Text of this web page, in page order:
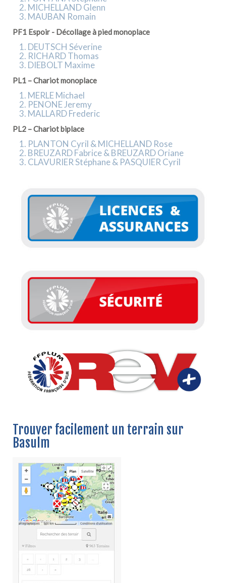
MICHELLAND Glenn
MAUBAN Romain
PF1 Espoir - Décollage à pied monoplace
DEUTSCH Séverine
RICHARD Thomas
DIEBOLT Maxime
PL1 – Chariot monoplace
MERLE Michael
PENONE Jeremy
MALLARD Frederic
PL2 – Chariot biplace
PLANTON Cyril & MICHELLAND Rose
BREUZARD Fabrice & BREUZARD Oriane
CLAVURIER Stéphane & PASQUIER Cyril
Trouver facilement un terrain sur
Basulm